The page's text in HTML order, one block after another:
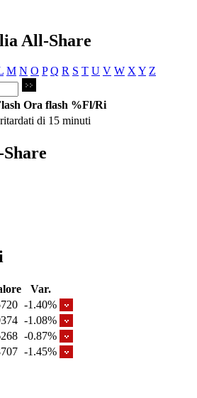
All-Share
M N O P Q R S T U V W X Y Z
Ora flash %Fl/Ri
di 15 minuti
Var.
-1.40%
-1.08%
-0.87%
-1.45%